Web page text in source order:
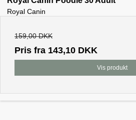
Royal Canin
159,00 DKK
Pris fra 143,10 DKK
Vis produkt